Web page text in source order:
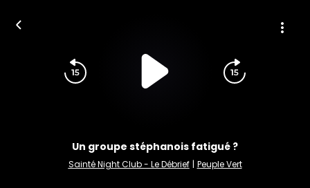
Un groupe stéphanois fatigué ?
Sainté Night Club - Le Débrief | Peuple Vert